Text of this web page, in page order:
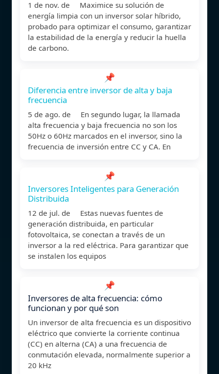
1 de nov. de Maximice su solución de
energía limpia con un inversor solar híbrido,
probado para optimizar el consumo, garantizar
la estabilidad de la energía y reducir la huella
de carbono.
📌
Diferencia entre inversor de alta y baja
frecuencia
5 de ago. de En segundo lugar, la llamada
alta frecuencia y baja frecuencia no son los
50Hz o 60Hz marcados en el inversor, sino la
frecuencia de inversión entre CC y CA. En
📌
Inversores Inteligentes para Generación
Distribuida
12 de jul. de Estas nuevas fuentes de
generación distribuida, en particular
fotovoltaica, se conectan a través de un
inversor a la red eléctrica. Para garantizar que
se instalen los equipos
📌
Inversores de alta frecuencia: cómo
funcionan y por qué son
Un inversor de alta frecuencia es un dispositivo
eléctrico que convierte la corriente continua
(CC) en alterna (CA) a una frecuencia de
conmutación elevada, normalmente superior a
20 kHz